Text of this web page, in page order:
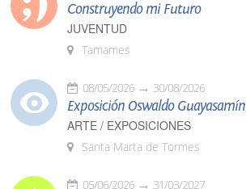
Construyendo mi Futuro
JUVENTUD
Tamames
08/05/2026 30/08/2026
Exposición Oswaldo Guayasamín
ARTE / EXPOSICIONES
Santa Marta de Tormes
05/06/2026 31/03/2027